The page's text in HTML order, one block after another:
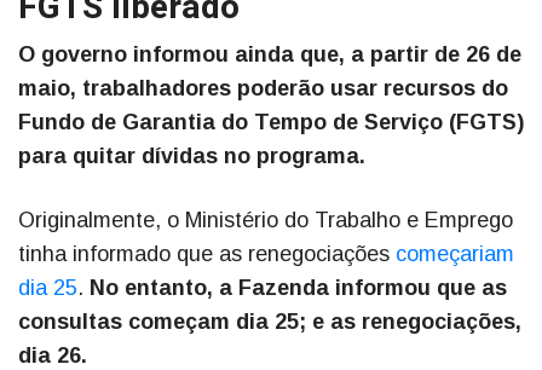
O governo informou ainda que, a partir de 26 de
maio, trabalhadores poderão usar recursos do
Fundo de Garantia do Tempo de Serviço (FGTS)
para quitar dívidas no programa.
Originalmente, o Ministério do Trabalho e Emprego
tinha informado que as renegociações começariam
dia 25. No entanto, a Fazenda informou que as
consultas começam dia 25; e as renegociações,
dia 26.